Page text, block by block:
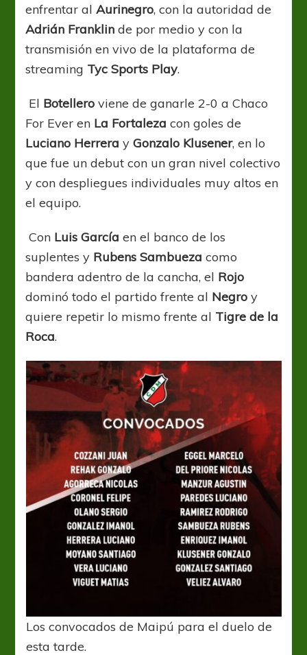
enfrentar alAurinegro, con la autoridad de
Adrián Franklinde por medio y con la
transmisión en vivo de la plataforma de
streaming Tyc Sports Play.
El Botellero viene de ganarle 2-0 a Chaco
For Ever en La Fortaleza con goles de
Luciano Herrera yGonzalo Klusener, en lo
que fue un debut con un gran nivel colectivo
y con despliegues individuales muy altos en
el equipo.
Con Luis García en el banco de los
suplentes y Rubens Sambuezacomo
bandera adentro de la cancha, el Rojo
dominó todo el partido frente al Negro y
quiere repetir lo mismo frente al Tigre de la
Roca.
Los convocados de Maipú para el duelo de
esta tarde.